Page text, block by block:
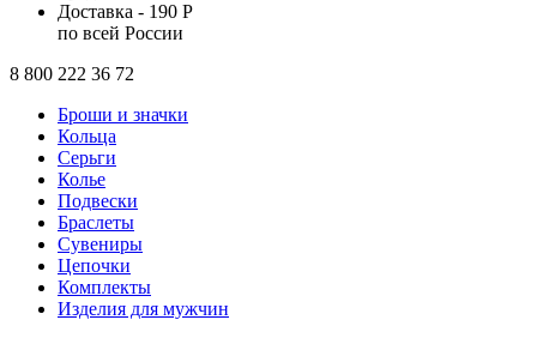
Доставка - 190 Р
по всей России
8 800 222 36 72
Броши и значки
Кольца
Серьги
Колье
Подвески
Браслеты
Сувениры
Цепочки
Комплекты
Изделия для мужчин